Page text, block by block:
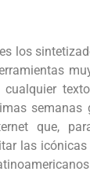
los
semanas
que,
las